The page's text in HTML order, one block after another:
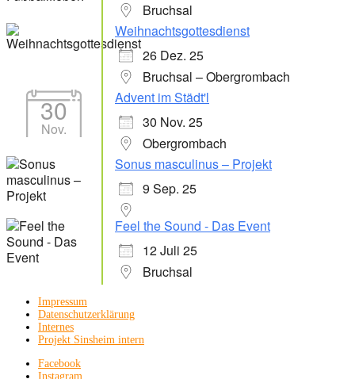
Bruchsal
Weihnachtsgottesdienst
26 Dez. 25
Bruchsal – Obergrombach
30
Nov.
Advent im Städt'l
30 Nov. 25
Obergrombach
Sonus masculinus – Projekt
9 Sep. 25
Feel the Sound - Das Event
12 Juli 25
Bruchsal
Impressum
Datenschutzerklärung
Internes
Projekt Sinsheim intern
Facebook
Instagram